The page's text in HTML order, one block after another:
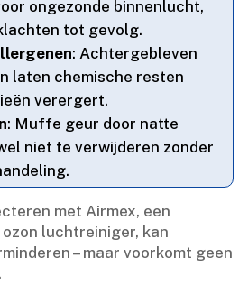
ongezonde binnenlucht,
tot gevolg.​
: Achtergebleven
laten chemische resten
verergert.​
: Muffe geur door natte
niet te verwijderen zonder
met Airmex, een
luchtreiniger, kan
– maar voorkomt geen